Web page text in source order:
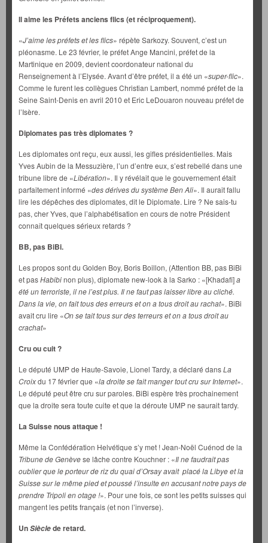
Il aime les Préfets anciens flics (et réciproquement).
«J’aime les préfets et les flics» répète Sarkozy. Souvent, c’est un
pléonasme. Le 23 février, le préfet Ange Mancini, préfet de la
Martinique en 2009, devient coordonateur national du
Renseignement à l’Elysée. Avant d’être préfet, il a été un «super-flic».
Comme le furent les collègues Christian Lambert, nommé préfet de la
Seine Saint-Denis en avril 2010 et Eric LeDouaron nouveau préfet de
l’Isère.
Diplomates pas très diplomates ?
Les diplomates ont reçu, eux aussi, les gifles présidentielles. Mais
Yves Aubin de la Messuzière, l’un d’entre eux, s’est rebellé dans une
tribune libre de «Libération». Il y révélait que le gouvernement était
parfaitement informé «des dérives du système Ben Ali». Il aurait fallu
lire les dépêches des diplomates, dit le Diplomate. Lire ? Ne sais-tu
pas, cher Yves, que l’alphabétisation en cours de notre Président
connaît quelques sérieux retards ?
BB, pas BiBi.
Les propos sont du Golden Boy, Boris Boillon, (Attention BB, pas BiBi
et pasHabibinon plus), diplomate new-look à la Sarko : «[Khadafi]a
été un terroriste, il ne l’est plus. Il ne faut pas laisser libre au cliché.
Dans la vie, on fait tous des erreurs et on a tous droit au rachat». BiBi
avait cru lire «On se tait tous sur des terreurs et on a tous droit au
crachat»
Cru ou cuit ?
Le député UMP de Haute-Savoie, Lionel Tardy, a déclaré dansLa
Croixdu 17 février que «la droite se fait manger tout cru sur Internet».
Le député peut être cru sur paroles. BiBi espère très prochainement
que la droite sera toute cuite et que la déroute UMP ne saurait tardy.
La Suisse nous attaque !
Même la Confédération Helvétique s’y met ! Jean-Noël Cuénod de la
Tribune de Genèvese lâche contre Kouchner : «Il ne faudrait pas
oublier que le porteur de riz du quai d’Orsay avait placé la Libye et la
Suisse sur le même pied et poussé l’insulte en accusant notre pays de
prendre Tripoli en otage !». Pour une fois, ce sont les petits suisses qui
mangent les petits français (et non l’inverse).
UnSièclede retard.